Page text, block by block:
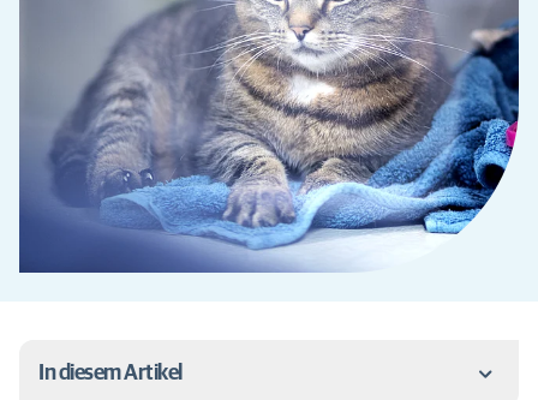
In diesem Artikel